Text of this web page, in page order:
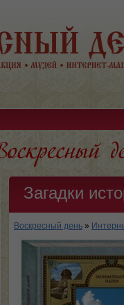
Загадки
Воскресный день »